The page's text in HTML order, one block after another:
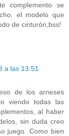
complemento se
el modelo que
de cinturón,bss!
a las 13:51
de los arneses
viendo todas las
al haber
sin duda creo
juego. Como bien